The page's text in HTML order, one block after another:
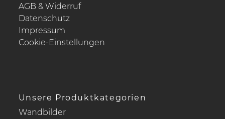
AGB & Widerruf
Datenschutz
Impressum
Cookie-Einstellungen
Unsere Produktkategorien
Wandbilder